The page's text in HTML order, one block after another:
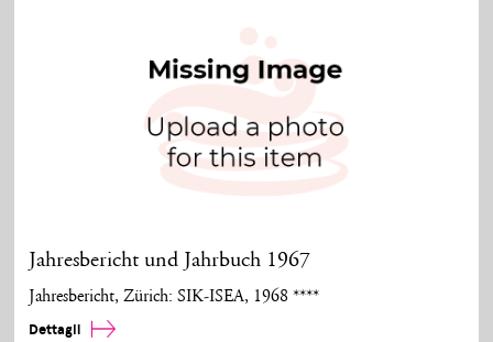
Jahresbericht und Jahrbuch 1967
Jahresbericht, Zürich: SIK-ISEA, 1968 ****
Dettagli